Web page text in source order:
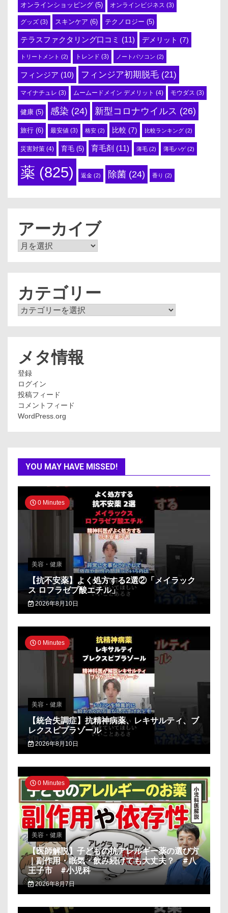
オンラインショッピング (5) オンラインビジネス (3)
グッズ (3) スキンケア (6) テクノロジー (5)
テラスファクタリング口コミ (11) デメリット (7)
トリートメント (2) トレンド (3) ノートパソコン (2)
フィンジア (10) フィンジア初期脱毛 (21)
マイナチュレ (3) ムームードメイン デメリット (4) モウダス (3)
健康 (5) 感染 (24) 新型コロナウイルス (26)
旅行 (6) 最安値 (3) 格安 (2) 比較 (7) 比較ランキング (2)
災害対策 (4) 育毛 (5) 育毛剤 (11) 薄毛 (2) 薄毛ハゲ(2)
薬 (825) 返金 (2) 除菌 (24) 香り (2)
アーカイブ
ア
カテゴリー
カ
メタ情報
登録
ログイン
投稿フィード
コメントフィード
WordPress.org
YOU MAY HAVE MISSED!
0 Minutes
美容・健康
【抗不安薬】よく処方する2選②「メイラック
ス ロフラゼプ酸エチル」
2026年8月10日
0 Minutes
美容・健康
【統合失調症】抗精神病薬、レキサルティ、ブ
レクスピプラゾール
2026年8月10日
0 Minutes
美容・健康
【医師解説】子どもの抗アレルギー薬の選び方
｜副作用・眠気・飲み続けても大丈夫？ #八
王子市 #小児科
2026年8月7日